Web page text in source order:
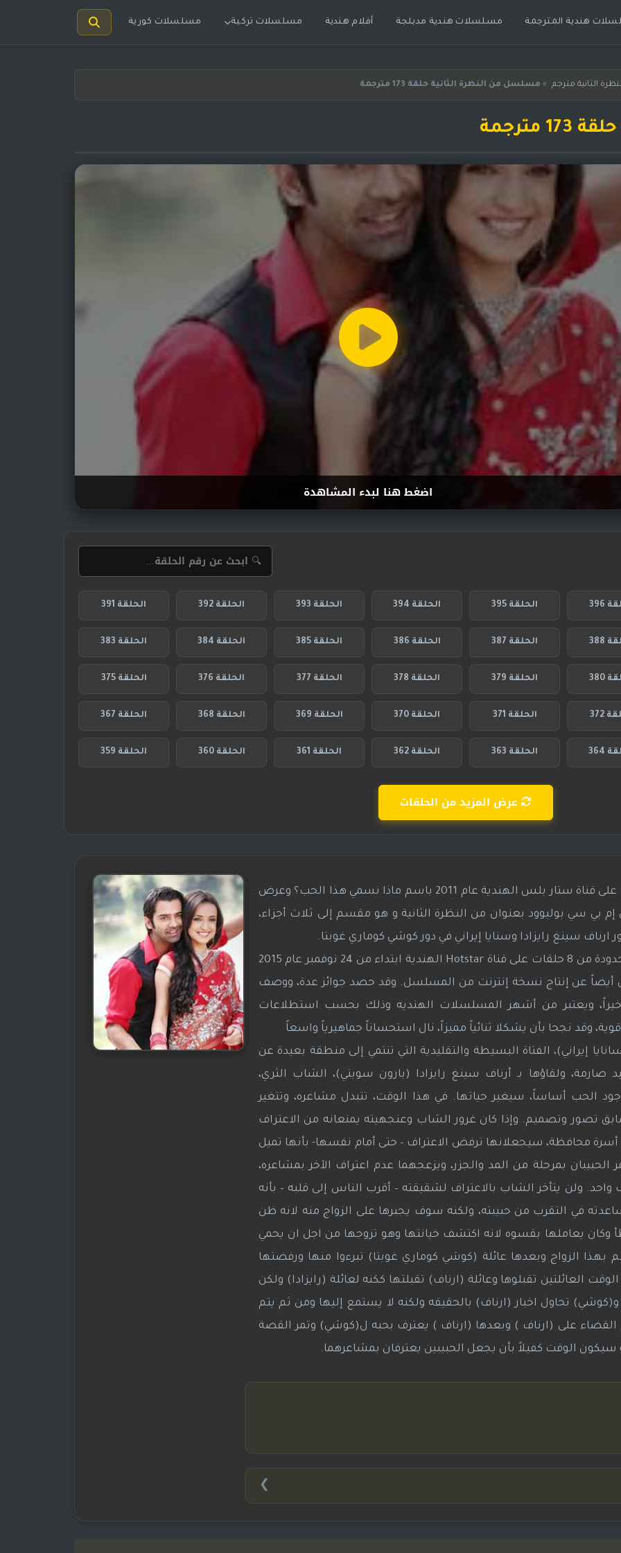
هندية المترجمة مسلسلات هندية مدبلجة أفلام هندية مسلسلات تركية مسلسلات كورية
الثانية مترجم » مسلسل من النظرة الثانية حلقة 173 مترجمة
اضغط هنا لبدء المشاهدة
396 الحلقة 395 الحلقة 394 الحلقة 393 الحلقة 392 الحلقة 391
388 الحلقة 387 الحلقة 386 الحلقة 385 الحلقة 384 الحلقة 383
380 الحلقة 379 الحلقة 378 الحلقة 377 الحلقة 376 الحلقة 375
372 الحلقة 371 الحلقة 370 الحلقة 369 الحلقة 368 الحلقة 367
364 الحلقة 363 الحلقة 362 الحلقة 361 الحلقة 360 الحلقة 359
عرض المزيد من الحلقات
هو مسلسل تقليدي هندي عرض لأول مرة على قناة ستار بلس الهندية عام 2011 باسم ماذا نسمي هذا الحب؟ وعرض
بي سي بوليوود بعنوان من النظرة الثانية و هو مقسم إلى ثلاث أجزاء،
سينغ رايزادا وسنايا إيراني في دور كوشي كوماري غوبتا.
وتم بث المسلسل في الهند لمجموعة محدودة من 8 حلقات على قناة Hotstar الهندية ابتداء من 24 نوفمبر عام 2015
أيضاً عن إنتاج نسخة إنترنت من المسلسل. وقد حصد جوائز عدة، ووصف
أخيراً، ويعتبر من أشهر المسلسلات الهنديه وذلك بحسب استطلاعات
وقد نجحا بأن يشكلا ثنائياً مميزاً، نال استحساناً جماهيرياً واسعاً
إيراني)، الفتاة البسيطة والتقليدية التي تنتمي إلى منطقة بعيدة عن
ولقاؤها بـ أرناف سينغ رايزادا (بارون سوبتي)، الشاب الثري،
الحب أساساً، سيغير حياتها. في هذا الوقت، تتبدل مشاعره، وتتغير
تصور وتصميم. وإذا كان غرور الشاب وعنجهيته يمنعانه من الاعتراف
أسرة محافظة، سيجعلانها ترفض الاعتراف – حتى أمام نفسها- بأنها تميل
الحبيبان بمرحلة من المد والجزر، ويزعجهما عدم اعتراف الآخر بمشاعره،
ولن يتأخر الشاب بالاعتراف لشقيقته – أقرب الناس إلى قلبه – بأنه
في التقرب من حبيبته، ولكنه سوف يجبرها على الزواج منه لانه ظن
وكان يعاملها بقسوه لانه اكتشف خيانتها وهو تزوجها من اجل ان يحمي
بهذا الزواج وبعدها عائلة (كوشي كوماري غوبتا) تبرءوا منها ورفضتها
العائلتين تقبلوها وعائلة (ارناف) تقبلتها ككنه لعائلة (رايزادا) ولكن
تحاول اخبار (ارناف) بالحقيقه ولكنه لا يستمع إليها ومن ثم يتم
على (ارناف ) وبعدها (ارناف ) يعترف بحبه ل(كوشي) وتمر القصة
الوقت كفيلاً بأن يجعل الحبيبين يعترفان بمشاعرهما.
❯